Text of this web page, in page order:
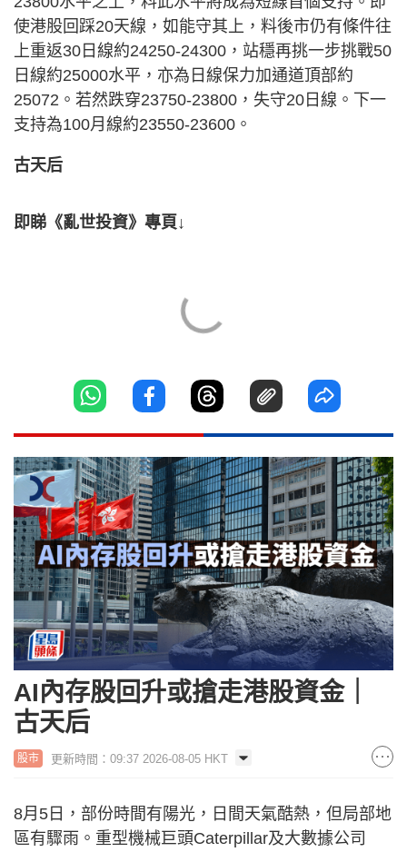
使港股回踩20天線，如能守其上，料後市仍有條件往
上重返30日線約24250-24300，站穩再挑一步挑戰50
日線約25000水平，亦為日線保力加通道頂部約
25072。若然跌穿23750-23800，失守20日線。下一
支持為100月線約23550-23600。
古天后
即睇《亂世投資》專頁↓
AI內存股回升或搶走港股資金｜
古天后
股市 更新時間：09:37 2026-08-05 HKT
8月5日，部份時間有陽光，日間天氣酷熱，但局部地
區有驟雨。重型機械巨頭Caterpillar及大數據公司